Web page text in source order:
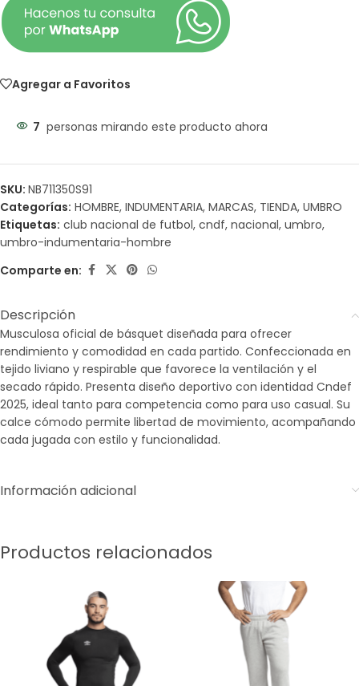
Agregar a Favoritos
7 personas mirando este producto ahora
SKU: NB711350S91
Categorías: HOMBRE, INDUMENTARIA, MARCAS, TIENDA, UMBRO
Etiquetas: club nacional de futbol, cndf, nacional, umbro,
umbro-indumentaria-hombre
Comparte en:
Descripción
Musculosa oficial de básquet diseñada para ofrecer
rendimiento y comodidad en cada partido. Confeccionada en
tejido liviano y respirable que favorece la ventilación y el
secado rápido. Presenta diseño deportivo con identidad Cndef
2025, ideal tanto para competencia como para uso casual. Su
calce cómodo permite libertad de movimiento, acompañando
cada jugada con estilo y funcionalidad.
Información adicional
Productos relacionados